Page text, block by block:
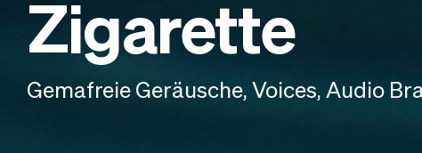
Zigarette
Gemafreie Geräusche, Voices, Audio